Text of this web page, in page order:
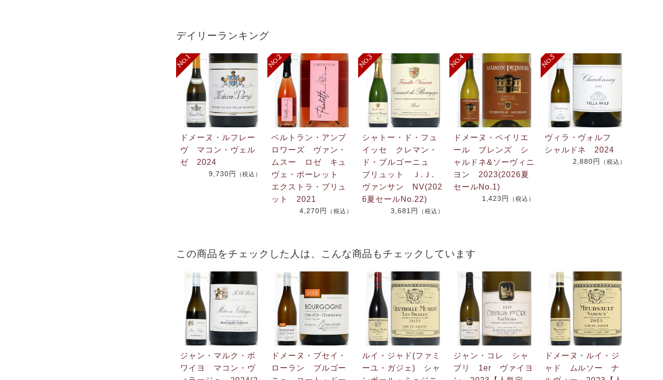
デイリーランキング
ドメーヌ・ルフレー
ヴ マコン・ヴェル
ゼ 2024
9,730円 （税込）
ベルトラン・アンブ
ロワーズ ヴァン・
ムスー ロゼ キュ
ヴェ・ポーレット
エクストラ・ブリュ
ット 2021
4,270円 （税込）
シャトー・ド・フュ
イッセ クレマン・
ド・ブルゴーニュ
ブリュット Ｊ.Ｊ.
ヴァンサン NV(202
6夏セールNo.22)
3,681円 （税込）
ドメーヌ・ペイリエ
ール ブレンズ シ
ャルドネ&ソーヴィニ
ヨン 2023(2026夏
セールNo.1)
1,423円 （税込）
ヴィラ・ヴォルフ
シャルドネ 2024
2,880円 （税込）
この商品をチェックした人は、こんな商品もチェックしています
ジャン・マルク・ボ
ワイヨ マコン・ヴ
ドメーヌ・ブセイ・
ローラン ブルゴー
ルイ・ジャド(ファミ
ーユ・ガジェ) シャ
ジャン・コレ シャ
ブリ 1er ヴァイヨ
ドメーヌ・ルイ・ジ
ャド ムルソー ナ